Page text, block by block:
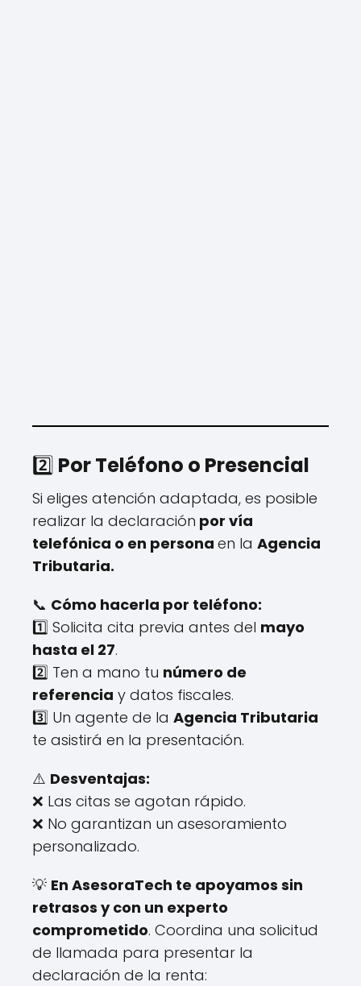
2️⃣ Por Teléfono o Presencial
Si eliges atención adaptada, es posible
realizar la declaración por vía
telefónica o en persona en la Agencia
Tributaria.
📞 Cómo hacerla por teléfono:
1️⃣ Solicita cita previa antes del mayo
hasta el 27.
2️⃣ Ten a mano tu número de
referencia y datos fiscales.
3️⃣ Un agente de la Agencia Tributaria
te asistirá en la presentación.
⚠️ Desventajas:
❌ Las citas se agotan rápido.
❌ No garantizan un asesoramiento
personalizado.
💡 En AsesoraTech te apoyamos sin
retrasos y con un experto
comprometido. Coordina una solicitud
de llamada para presentar la
declaración de la renta: